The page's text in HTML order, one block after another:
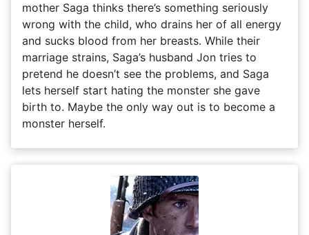
mother Saga thinks there’s something seriously
wrong with the child, who drains her of all energy
and sucks blood from her breasts. While their
marriage strains, Saga’s husband Jon tries to
pretend he doesn’t see the problems, and Saga
lets herself start hating the monster she gave
birth to. Maybe the only way out is to become a
monster herself.